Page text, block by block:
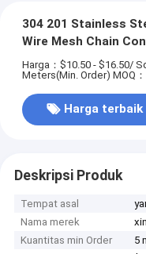
304 201 Stainless
Wire Mesh Chain
Harga：$10.50 - $16.50/
Meters(Min. Order) MOQ
Harga terbaik
Deskripsi Produk
Tempat asal
Nama merek
Kuantitas min Order
5